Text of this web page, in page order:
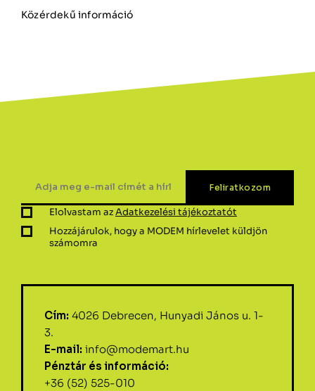
Közérdekű információ
Elolvastam azAdatkezelési tájékoztatót
Hozzájárulok, hogy a MODEM hírlevelet küldjön
számomra
Cím: 4026 Debrecen, Hunyadi János u. 1-
3.
E-mail: info@modemart.hu
Pénztár és információ:
+36 (52) 525-010